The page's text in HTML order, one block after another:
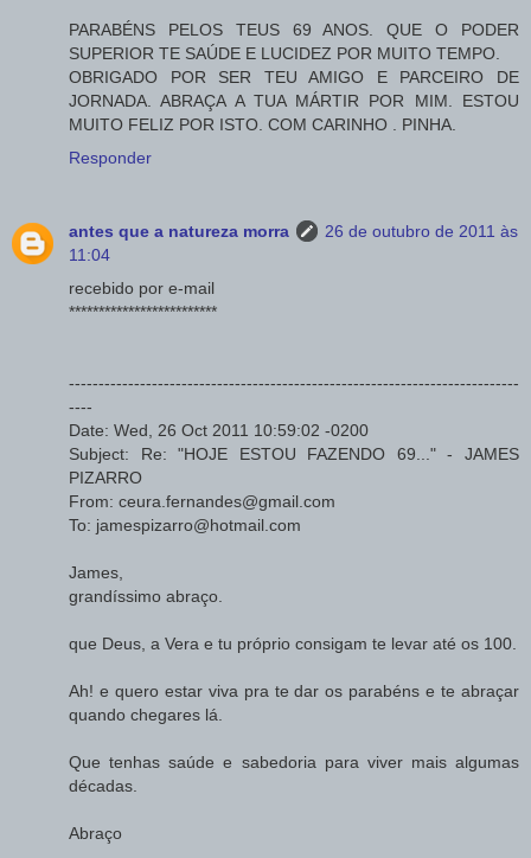
PARABÉNS PELOS TEUS 69 ANOS. QUE O PODER
SUPERIOR TE SAÚDE E LUCIDEZ POR MUITO TEMPO.
OBRIGADO POR SER TEU AMIGO E PARCEIRO DE
JORNADA. ABRAÇA A TUA MÁRTIR POR MIM. ESTOU
MUITO FELIZ POR ISTO. COM CARINHO . PINHA.
Responder
antes que a natureza morra
26 de outubro de 2011 às
11:04
recebido por e-mail
*************************
----------------------------------------------------------------------------
----
Date: Wed, 26 Oct 2011 10:59:02 -0200
Subject: Re: "HOJE ESTOU FAZENDO 69..." - JAMES
PIZARRO
From: ceura.fernandes@gmail.com
To: jamespizarro@hotmail.com
James,
grandíssimo abraço.
que Deus, a Vera e tu próprio consigam te levar até os 100.
Ah! e quero estar viva pra te dar os parabéns e te abraçar
quando chegares lá.
Que tenhas saúde e sabedoria para viver mais algumas
décadas.
Abraço